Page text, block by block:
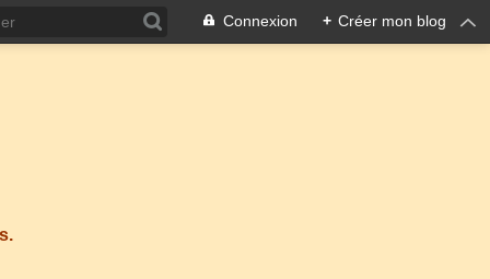
Connexion + Créer mon blog